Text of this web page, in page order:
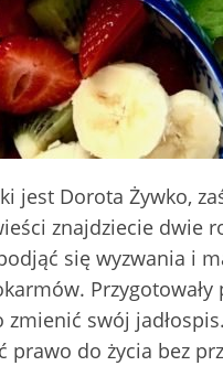
jest Dorota Żywko,
znajdziecie dwie
się wyzwania i
swój
prawo do życia bez